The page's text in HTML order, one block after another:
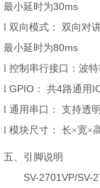
最小延时为30ms
l 双向模式 ： 双向对
最小延时为80ms
l 控制串行接口 ：波
l GPIO ： 共4路通用
l 通用串口 ：
支持透
l 模块尺寸 ： 长×宽×
五、 引脚说明
SV-2701VP/SV-